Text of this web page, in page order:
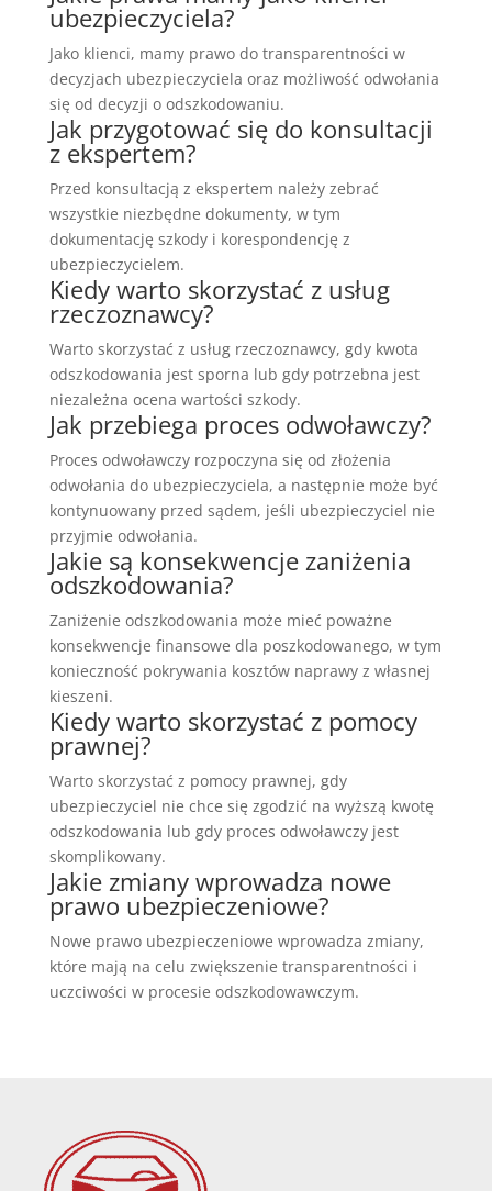
ubezpieczyciela?
Jako klienci, mamy prawo do transparentności w
decyzjach ubezpieczyciela oraz możliwość odwołania
się od decyzji o odszkodowaniu.
Jak przygotować się do konsultacji
z ekspertem?
Przed konsultacją z ekspertem należy zebrać
wszystkie niezbędne dokumenty, w tym
dokumentację szkody i korespondencję z
ubezpieczycielem.
Kiedy warto skorzystać z usług
rzeczoznawcy?
Warto skorzystać z usług rzeczoznawcy, gdy kwota
odszkodowania jest sporna lub gdy potrzebna jest
niezależna ocena wartości szkody.
Jak przebiega proces odwoławczy?
Proces odwoławczy rozpoczyna się od złożenia
odwołania do ubezpieczyciela, a następnie może być
kontynuowany przed sądem, jeśli ubezpieczyciel nie
przyjmie odwołania.
Jakie są konsekwencje zaniżenia
odszkodowania?
Zaniżenie odszkodowania może mieć poważne
konsekwencje finansowe dla poszkodowanego, w tym
konieczność pokrywania kosztów naprawy z własnej
kieszeni.
Kiedy warto skorzystać z pomocy
prawnej?
Warto skorzystać z pomocy prawnej, gdy
ubezpieczyciel nie chce się zgodzić na wyższą kwotę
odszkodowania lub gdy proces odwoławczy jest
skomplikowany.
Jakie zmiany wprowadza nowe
prawo ubezpieczeniowe?
Nowe prawo ubezpieczeniowe wprowadza zmiany,
które mają na celu zwiększenie transparentności i
uczciwości w procesie odszkodowawczym.